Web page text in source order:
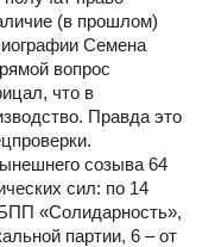
(в прошлом)
Семена
вопрос
что в
Правда это
созыва 64
сил: по 14
«Солидарность»,
партии, 6 – от